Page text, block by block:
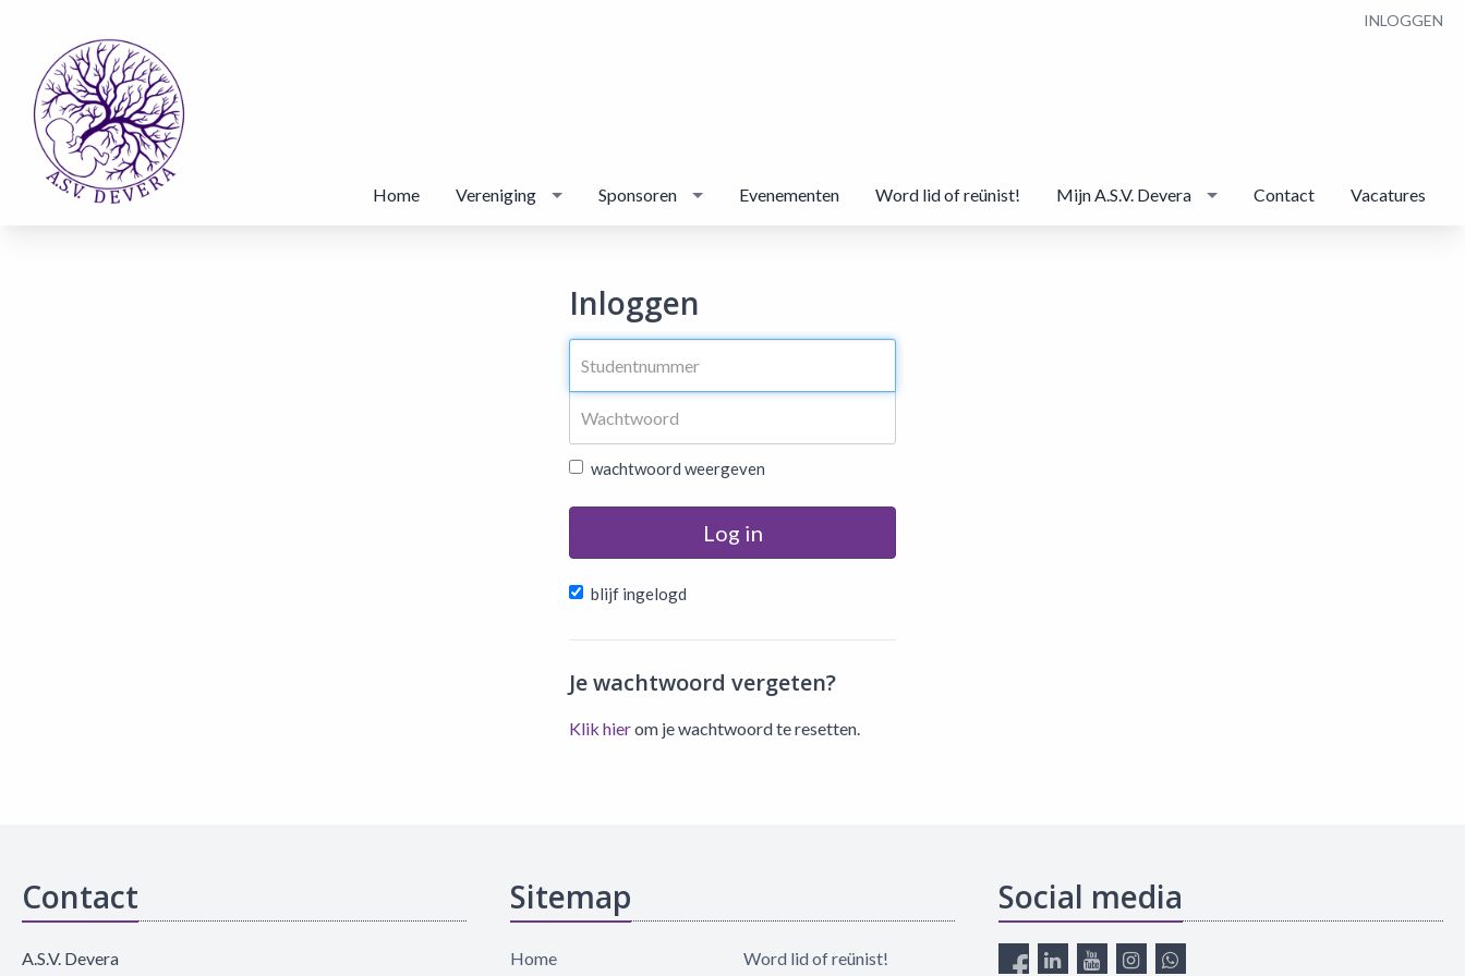
INLOGGEN
Home Vereniging Sponsoren Evenementen Word lid of reünist! Mijn A.S.V. Devera Contact Vacatures
Inloggen
wachtwoord weergeven
Log in
blijf ingelogd
Je wachtwoord vergeten?
Klik hierom je wachtwoord te resetten.
Contact
A.S.V. Devera
Sitemap
Home Word lid of reünist!
Social media